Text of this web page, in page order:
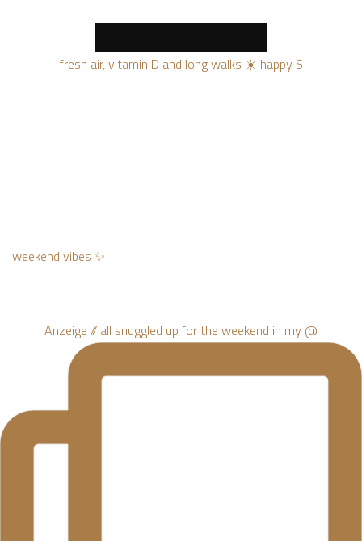
fresh air, vitamin D and long walks ☀️ happy S
weekend vibes ✨
Anzeige // all snuggled up for the weekend in my @